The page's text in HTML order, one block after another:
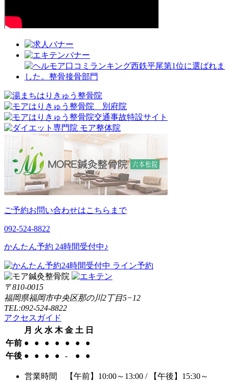
ご予約お問い合わせはこちらまで
092-524-8822
かんたん予約 24時間受付中♪
〒810-0015
福岡県福岡市中央区那の川2丁目5−12
TEL:092-524-8822
アクセスガイド
月 火 水 木 金 土 日
午前 ● ● ● ● ● ●
●
午後 ● ● ● ● - ● ●
営業時間 【午前】10:00～13:00 / 【午後】15:30～